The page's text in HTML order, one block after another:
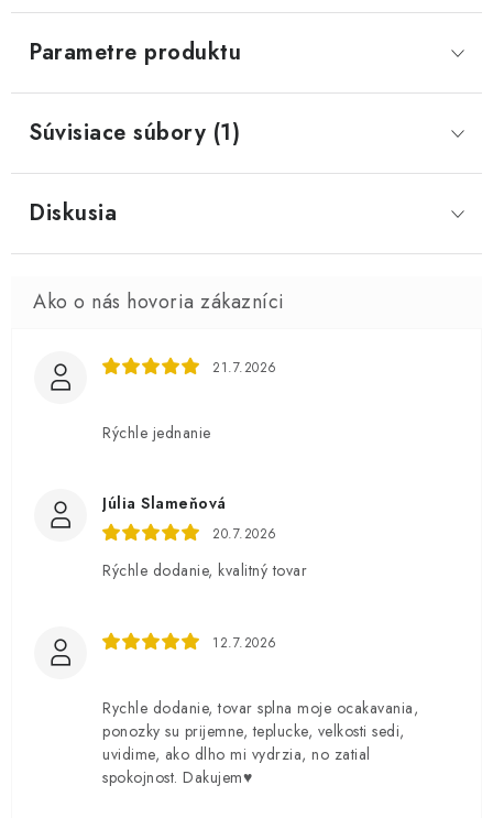
Parametre produktu
Súvisiace súbory (1)
Diskusia
21.7.2026
Rýchle jednanie
Júlia Slameňová
20.7.2026
Rýchle dodanie, kvalitný tovar
12.7.2026
Rychle dodanie, tovar splna moje ocakavania,
ponozky su prijemne, teplucke, velkosti sedi,
uvidime, ako dlho mi vydrzia, no zatial
spokojnost. Dakujem♥️